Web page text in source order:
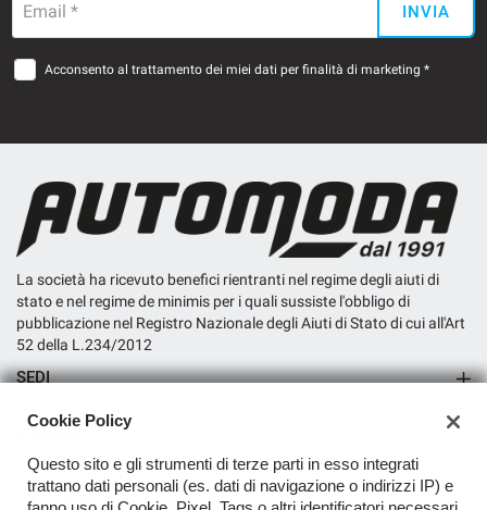
Email * INVIA
Acconsento al trattamento dei miei dati per finalità di marketing *
La società ha ricevuto benefici rientranti nel regime degli aiuti di
stato e nel regime de minimis per i quali sussiste l'obbligo di
pubblicazione nel Registro Nazionale degli Aiuti di Stato di cui all'Art
52 della L.234/2012
SEDI
Contatti
Cookie Policy
Questo sito e gli strumenti di terze parti in esso integrati
trattano dati personali (es. dati di navigazione o indirizzi IP) e